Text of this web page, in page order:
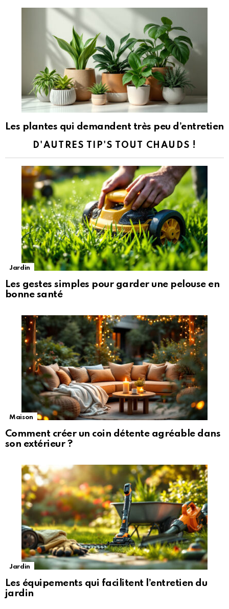
Les plantes qui demandent très peu d’entretien
D'AUTRES TIP'S TOUT CHAUDS !
Jardin
Les gestes simples pour garder une pelouse en
bonne santé
Maison
Comment créer un coin détente agréable dans
son extérieur ?
Jardin
Les équipements qui facilitent l’entretien du
jardin